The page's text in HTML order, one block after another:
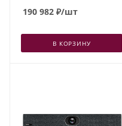
190 982 ₽/шт
В КОРЗИНУ